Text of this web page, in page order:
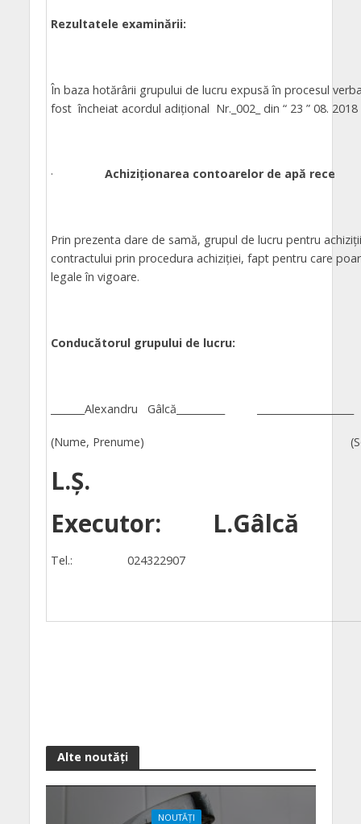
Rezultatele examinării:
În baza hotărârii grupului de lucru expusă în procesul
fost încheiat acordul adiţional Nr._002_ din “ 23 ” 08. 2018
· Achiziționarea contoarelor de apă rece
Prin prezenta dare de samă, grupul de lucru pentru
contractului prin procedura achiziţiei, fapt pentru care
legale în vigoare.
Conducătorul grupului de lucru:
_______Alexandru Gâlcă__________ ____________________
(Nume, Prenume)
L.Ș.
Executor: L.Gâlcă
Tel.: 024322907
Alte noutăți
NOUTĂȚI